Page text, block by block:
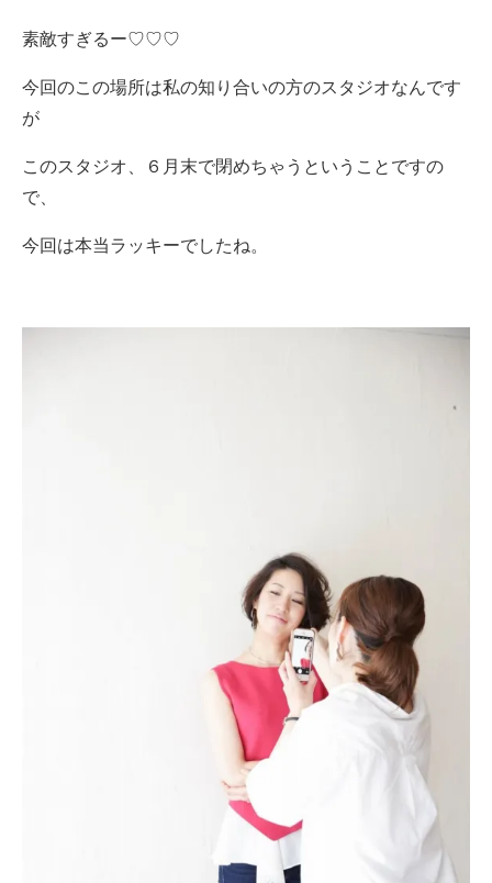
素敵すぎるー♡♡♡
今回のこの場所は私の知り合いの方のスタジオなんです
が
このスタジオ、６月末で閉めちゃうということですの
で、
今回は本当ラッキーでしたね。